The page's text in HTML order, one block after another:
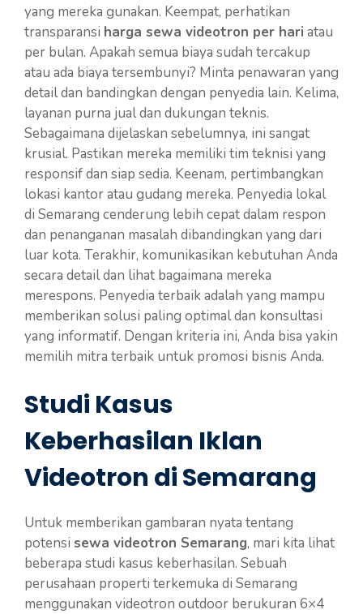
yang mereka gunakan. Keempat, perhatikan
transparansi harga sewa videotron per hari atau
per bulan. Apakah semua biaya sudah tercakup
atau ada biaya tersembunyi? Minta penawaran yang
detail dan bandingkan dengan penyedia lain. Kelima,
layanan purna jual dan dukungan teknis.
Sebagaimana dijelaskan sebelumnya, ini sangat
krusial. Pastikan mereka memiliki tim teknisi yang
responsif dan siap sedia. Keenam, pertimbangkan
lokasi kantor atau gudang mereka. Penyedia lokal
di Semarang cenderung lebih cepat dalam respon
dan penanganan masalah dibandingkan yang dari
luar kota. Terakhir, komunikasikan kebutuhan Anda
secara detail dan lihat bagaimana mereka
merespons. Penyedia terbaik adalah yang mampu
memberikan solusi paling optimal dan konsultasi
yang informatif. Dengan kriteria ini, Anda bisa yakin
memilih mitra terbaik untuk promosi bisnis Anda.
Studi Kasus
Keberhasilan Iklan
Videotron di Semarang
Untuk memberikan gambaran nyata tentang
potensi sewa videotron Semarang, mari kita lihat
beberapa studi kasus keberhasilan. Sebuah
perusahaan properti terkemuka di Semarang
menggunakan videotron outdoor berukuran 6×4